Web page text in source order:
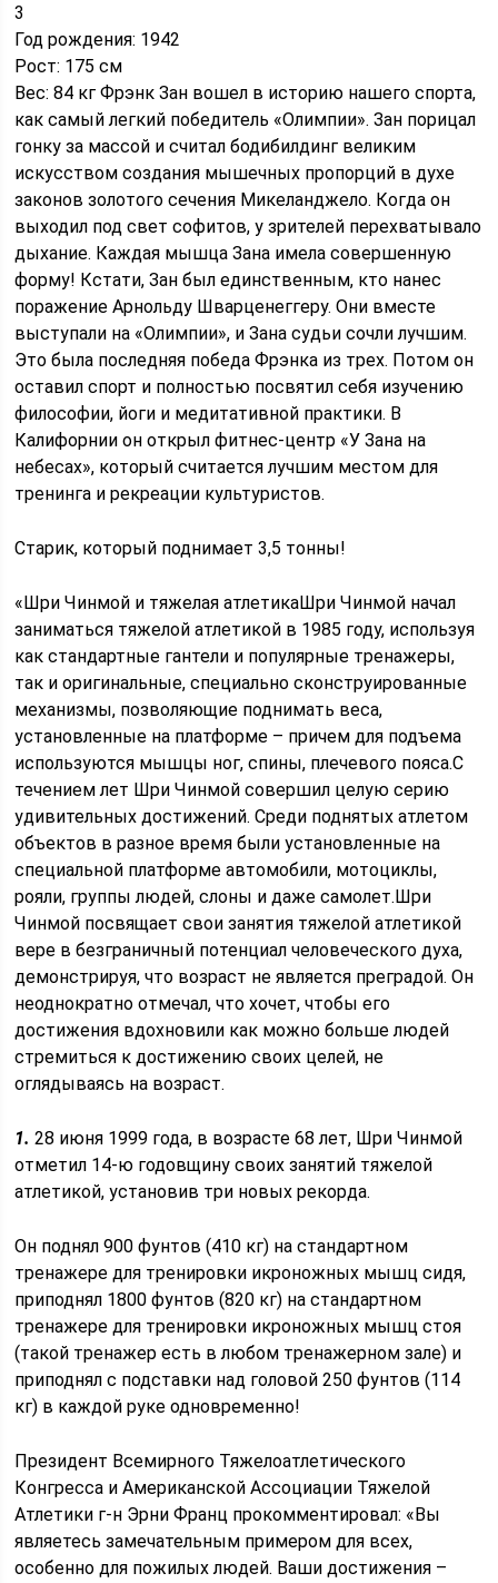
3
Год рождения: 1942
Рост: 175 см
Вес: 84 кг Фрэнк Зан вошел в историю нашего спорта,
как самый легкий победитель «Олимпии». Зан порицал
гонку за массой и считал бодибилдинг великим
искусством создания мышечных пропорций в духе
законов золотого сечения Микеланджело. Когда он
выходил под свет софитов, у зрителей перехватывало
дыхание. Каждая мышца Зана имела совершенную
форму! Кстати, Зан был единственным, кто нанес
поражение Арнольду Шварценеггеру. Они вместе
выступали на «Олимпии», и Зана судьи сочли лучшим.
Это была последняя победа Фрэнка из трех. Потом он
оставил спорт и полностью посвятил себя изучению
философии, йоги и медитативной практики. В
Калифорнии он открыл фитнес-центр «У Зана на
небесах», который считается лучшим местом для
тренинга и рекреации культуристов.
Старик, который поднимает 3,5 тонны!
«Шри Чинмой и тяжелая атлетикаШри Чинмой начал
заниматься тяжелой атлетикой в 1985 году, используя
как стандартные гантели и популярные тренажеры,
так и оригинальные, специально сконструированные
механизмы, позволяющие поднимать веса,
установленные на платформе – причем для подъема
используются мышцы ног, спины, плечевого пояса.C
течением лет Шри Чинмой совершил целую серию
удивительных достижений. Среди поднятых атлетом
объектов в разное время были установленные на
специальной платформе автомобили, мотоциклы,
рояли, группы людей, слоны и даже самолет.Шри
Чинмой посвящает свои занятия тяжелой атлетикой
вере в безграничный потенциал человеческого духа,
демонстрируя, что возраст не является преградой. Он
неоднократно отмечал, что хочет, чтобы его
достижения вдохновили как можно больше людей
стремиться к достижению своих целей, не
оглядываясь на возраст.
1. 28 июня 1999 года, в возрасте 68 лет, Шри Чинмой
отметил 14-ю годовщину своих занятий тяжелой
атлетикой, установив три новых рекорда.
Он поднял 900 фунтов (410 кг) на стандартном
тренажере для тренировки икроножных мышц сидя,
приподнял 1800 фунтов (820 кг) на стандартном
тренажере для тренировки икроножных мышц стоя
(такой тренажер есть в любом тренажерном зале) и
приподнял с подставки над головой 250 фунтов (114
кг) в каждой руке одновременно!
Президент Всемирного Тяжелоатлетического
Конгресса и Американской Ассоциации Тяжелой
Атлетики г-н Эрни Франц прокомментировал: «Вы
являетесь замечательным примером для всех,
особенно для пожилых людей. Ваши достижения –